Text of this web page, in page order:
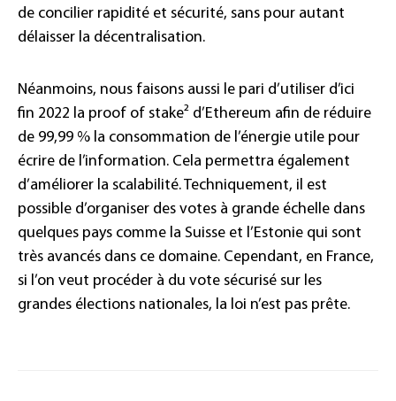
de concilier rapidité et sécurité, sans pour autant
délaisser la décentralisation.
Néanmoins, nous faisons aussi le pari d’utiliser d’ici
fin 2022 la proof of stake² d’Ethereum afin de réduire
de 99,99 % la consommation de l’énergie utile pour
écrire de l’information. Cela permettra également
d’améliorer la scalabilité. Techniquement, il est
possible d’organiser des votes à grande échelle dans
quelques pays comme la Suisse et l’Estonie qui sont
très avancés dans ce domaine. Cependant, en France,
si l’on veut procéder à du vote sécurisé sur les
grandes élections nationales, la loi n’est pas prête.